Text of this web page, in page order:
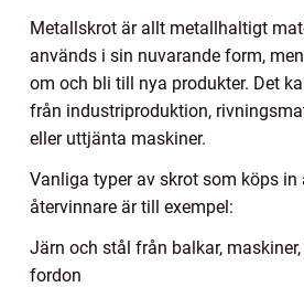
Metallskrot är allt metallhaltigt
används i sin nuvarande form,
om och bli till nya produkter. Det
från industriproduktion,
eller uttjänta maskiner.
Vanliga typer av skrot som köps in
återvinnare är till exempel:
Järn och stål från balkar,
fordon